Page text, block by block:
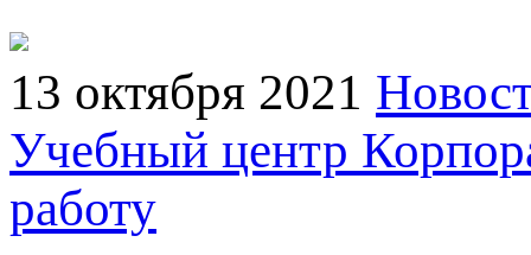
13 октября 2021
Учебный центр
работу